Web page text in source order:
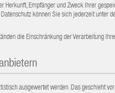
Herkunft, Empfänger und Zweck Ihrer
können Sie sich jederzeit
die Einschränkung der Verarbeitung
ausgewertet werden. Das geschieht